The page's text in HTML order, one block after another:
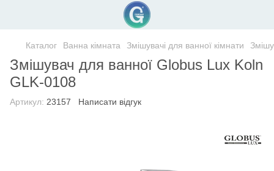
Каталог Ванна кімната Змішувачі для ванної кімнати
Змішувач для ванної Globus Lux Koln
GLK-0108
Артикул: 23157 Написати відгук